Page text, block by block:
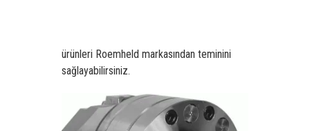
ürünleri Roemheld markasından teminini
sağlayabilirsiniz.